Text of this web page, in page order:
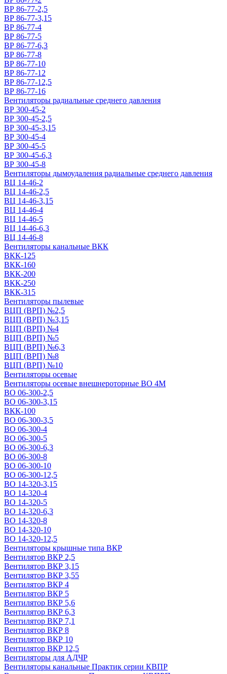
ВР 86-77-2,5
ВР 86-77-3,15
ВР 86-77-4
ВР 86-77-5
ВР 86-77-6,3
ВР 86-77-8
ВР 86-77-10
ВР 86-77-12
ВР 86-77-12,5
ВР 86-77-16
Вентиляторы радиальные среднего давления
ВР 300-45-2
ВР 300-45-2,5
ВР 300-45-3,15
ВР 300-45-4
ВР 300-45-5
ВР 300-45-6,3
ВР 300-45-8
Вентиляторы дымоудаления радиальные среднего давления
ВЦ 14-46-2
ВЦ 14-46-2,5
ВЦ 14-46-3,15
ВЦ 14-46-4
ВЦ 14-46-5
ВЦ 14-46-6,3
ВЦ 14-46-8
Вентиляторы канальные ВКК
ВКК-125
ВКК-160
ВКК-200
ВКК-250
ВКК-315
Вентиляторы пылевые
ВЦП (ВРП) №2,5
ВЦП (ВРП) №3,15
ВЦП (ВРП) №4
ВЦП (ВРП) №5
ВЦП (ВРП) №6,3
ВЦП (ВРП) №8
ВЦП (ВРП) №10
Вентиляторы осевые
Вентиляторы осевые внешнероторные ВО 4М
ВО 06-300-2,5
ВО 06-300-3,15
ВКК-100
ВО 06-300-3,5
ВО 06-300-4
ВО 06-300-5
ВО 06-300-6,3
ВО 06-300-8
ВО 06-300-10
ВО 06-300-12,5
ВО 14-320-3,15
ВО 14-320-4
ВО 14-320-5
ВО 14-320-6,3
ВО 14-320-8
ВО 14-320-10
ВО 14-320-12,5
Вентиляторы крышные типа ВКР
Вентилятор ВКР 2,5
Вентилятор ВКР 3,15
Вентилятор ВКР 3,55
Вентилятор ВКР 4
Вентилятор ВКР 5
Вентилятор ВКР 5,6
Вентилятор ВКР 6,3
Вентилятор ВКР 7,1
Вентилятор ВКР 8
Вентилятор ВКР 10
Вентилятор ВКР 12,5
Вентиляторы для АДЧР
Вентиляторы канальные Практик серии КВПР